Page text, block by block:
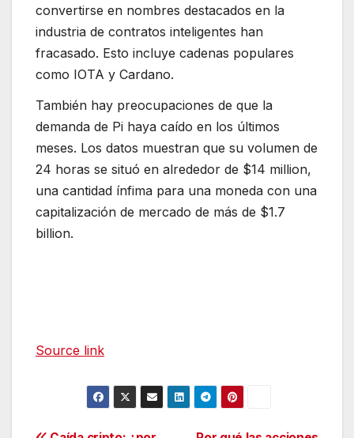
convertirse en nombres destacados en la
industria de contratos inteligentes han
fracasado. Esto incluye cadenas populares
como IOTA y Cardano.
También hay preocupaciones de que la
demanda de Pi haya caído en los últimos
meses. Los datos muestran que su volumen de
24 horas se situó en alrededor de $14 million,
una cantidad ínfima para una moneda con una
capitalización de mercado de más de $1.7
billion.
Source link